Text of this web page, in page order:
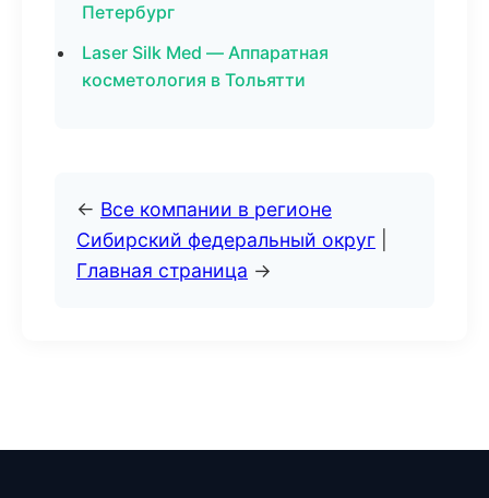
Петербург
Laser Silk Med — Аппаратная
косметология в Тольятти
← Все компании в регионе
Сибирский федеральный округ
Главная страница →